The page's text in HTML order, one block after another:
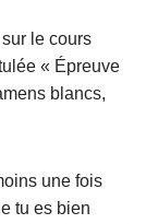
le cours
« Épreuve
blancs,
une fois
tu es bien